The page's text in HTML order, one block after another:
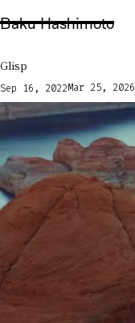
Baku Hashimoto
Sep 16, 2022Mar 25, 2026
Glisp